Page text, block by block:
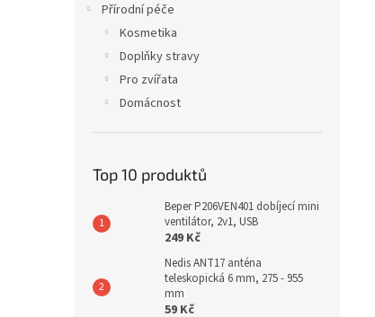
Přírodní péče
Kosmetika
Doplňky stravy
Pro zvířata
Domácnost
Top 10 produktů
Beper P206VEN401 dobíjecí mini
ventilátor, 2v1, USB
249 Kč
Nedis ANT17 anténa
teleskopická 6 mm, 275 - 955
mm
59 Kč